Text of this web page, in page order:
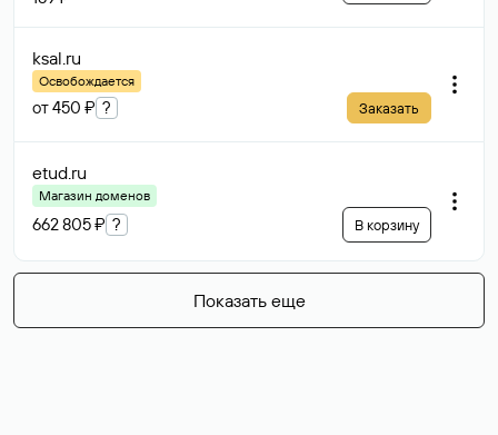
ksal.ru
Освобождается
от 450 ₽ ? Заказать
etud.ru
Магазин доменов
662 805 ₽ ? В корзину
Показать еще